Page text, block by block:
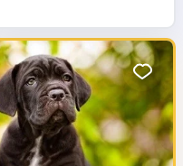
con 2 x Hulk
disponible, en su
pedigree podemos
encontrar perros como
dd